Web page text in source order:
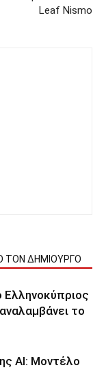
Leaf Nismo
ΤΟΝ ΔΗΜΙΟΥΡΓΟ
Ελληνοκύπριος
το
AI: Μοντέλο